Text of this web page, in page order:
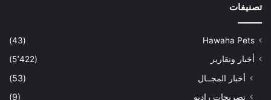
تصنيفات
Hawaha Pets
(43)
أخبار وتقارير
(5٬422)
أخبار المجــال
(53)
تصريحات راديو
(9)